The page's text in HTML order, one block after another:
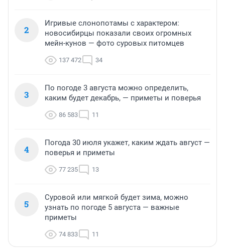
2
Игривые слонопотамы с характером:
новосибирцы показали своих огромных
мейн-кунов — фото суровых питомцев
137 472 34
3
По погоде 3 августа можно определить,
каким будет декабрь, — приметы и поверья
86 583 11
4
Погода 30 июля укажет, каким ждать август —
поверья и приметы
77 235 13
5
Суровой или мягкой будет зима, можно
узнать по погоде 5 августа — важные
приметы
74 833 11